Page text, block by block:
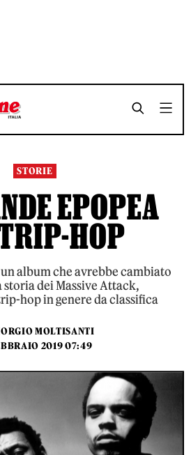
MINUTI SHARE
MINUTI SHARE
STORIE
EPOPEA
HOP
album che avrebbe cambiato
storia dei Massive Attack,
hop in genere da classifica
MOLTISANTI
2019 07:49